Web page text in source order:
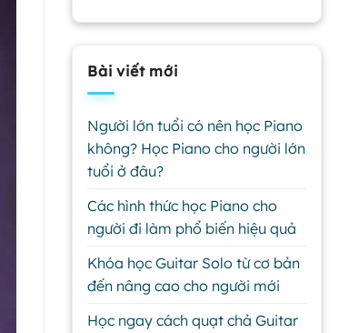
Bài viết mới
Người lớn tuổi có nên học Piano
không? Học Piano cho người lớn
tuổi ở đâu?
Các hình thức học Piano cho
người đi làm phổ biến hiệu quả
Khóa học Guitar Solo từ cơ bản
đến nâng cao cho người mới
Học ngay cách quạt chả Guitar